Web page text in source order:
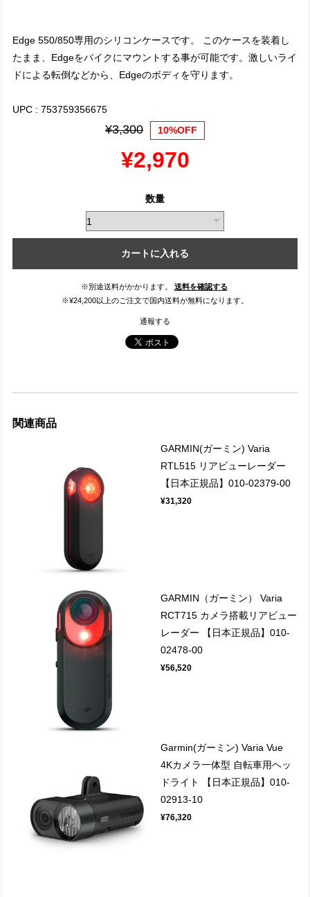
Edge 550/850専用のシリコンケースです。 このケースを装着し
たまま、Edgeをバイクにマウントする事が可能です。激しいライ
ドによる転倒などから、Edgeのボディを守ります。
UPC : 753759356675
¥3,300 10%OFF
¥2,970
数量
カートに入れる
※別途送料がかかります。
送料を確認する
※¥24,200以上のご注文で国内送料が無料になります。
通報する
関連商品
GARMIN(ガーミン) Varia
RTL515 リアビューレーダー
【日本正規品】010-02379-00
¥31,320
GARMIN（ガーミン） Varia
RCT715 カメラ搭載リアビュー
レーダー 【日本正規品】010-
02478-00
¥56,520
Garmin(ガーミン) Varia Vue
4Kカメラ一体型 自転車用ヘッ
ドライト 【日本正規品】010-
02913-10
¥76,320